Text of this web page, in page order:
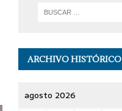
ARCHIVO HISTÓRICO
agosto 2026